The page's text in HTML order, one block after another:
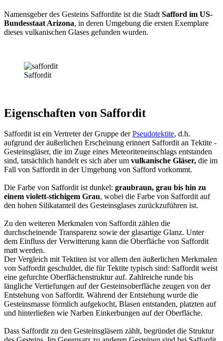
Namensgeber des Gesteins Saffordite ist die Stadt Safford im US-
Bundesstaat Arizona, in deren Umgebung die ersten Exemplare
dieses vulkanischen Glases gefunden wurden.
Saffordit
Eigenschaften von Saffordit
Saffordit ist ein Vertreter der Gruppe derPseudotektite, d.h.
aufgrund der äußerlichen Erscheinung erinnert Saffordit an Tektite -
Gesteinsgläser, die im Zuge eines Meteoriteneinschlags entstanden
sind, tatsächlich handelt es sich aber um vulkanische Gläser, die im
Fall von Saffordit in der Umgebung von Safford vorkommt.
Die Farbe von Saffordit ist dunkel: graubraun, grau bis hin zu
einem violett-stichigem Grau, wobei die Farbe von Saffordit auf
den hohen Silikatanteil des Gesteinsglases zurückzuführen ist.
Zu den weiteren Merkmalen von Saffordit zählen die
durchscheinende Transparenz sowie der glasartige Glanz. Unter
dem Einfluss der Verwitterung kann die Oberfläche von Saffordit
matt werden.
Der Vergleich mit Tektiten ist vor allem den äußerlichen Merkmalen
von Saffordit geschuldet, die für Tektite typisch sind: Saffordit weist
eine gefurchte Oberflächenstruktur auf. Zahlreiche runde bis
längliche Vertiefungen auf der Gesteinsoberfläche zeugen von der
Entstehung von Saffordit. Während der Entstehung wurde die
Gesteinsmasse förmlich aufgekocht, Blasen entstanden, platzten auf
und hinterließen wie Narben Einkerbungen auf der Oberfläche.
Dass Saffordit zu den Gesteinsgläsern zählt, begründet die Struktur